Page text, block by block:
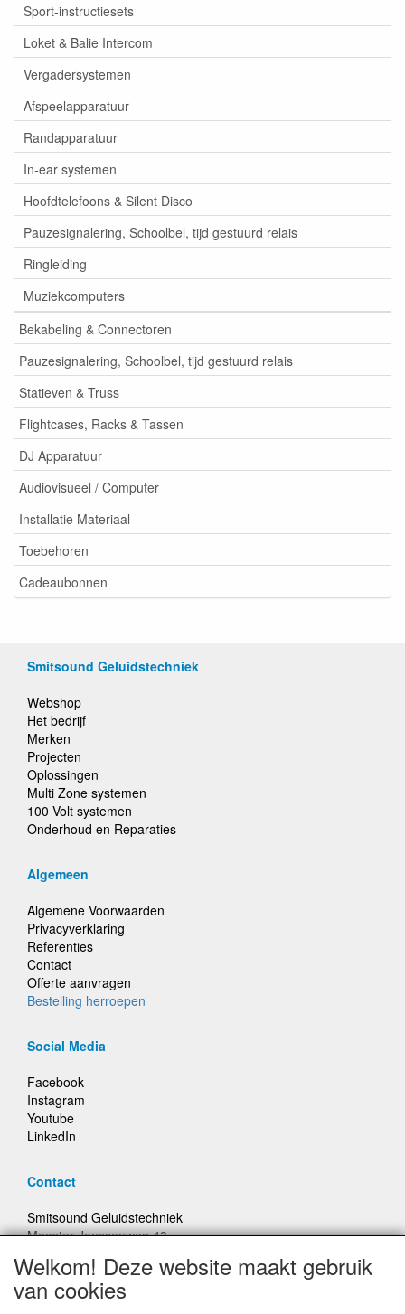
Sport-instructiesets
Loket & Balie Intercom
Vergadersystemen
Afspeelapparatuur
Randapparatuur
In-ear systemen
Hoofdtelefoons & Silent Disco
Pauzesignalering, Schoolbel, tijd gestuurd relais
Ringleiding
Muziekcomputers
Bekabeling & Connectoren
Pauzesignalering, Schoolbel, tijd gestuurd relais
Statieven & Truss
Flightcases, Racks & Tassen
DJ Apparatuur
Audiovisueel / Computer
Installatie Materiaal
Toebehoren
Cadeaubonnen
Smitsound Geluidstechniek
Webshop
Het bedrijf
Merken
Projecten
Oplossingen
Multi Zone systemen
100 Volt systemen
Onderhoud en Reparaties
Algemeen
Algemene Voorwaarden
Privacyverklaring
Referenties
Contact
Offerte aanvragen
Bestelling herroepen
Social Media
Facebook
Instagram
Youtube
LinkedIn
Contact
Smitsound Geluidstechniek
Meester Janssenweg 43
E-mail: info@smitsound.nl
Telefoon: +31-(0)6-22256322
Welkom! Deze website maakt gebruik
van cookies